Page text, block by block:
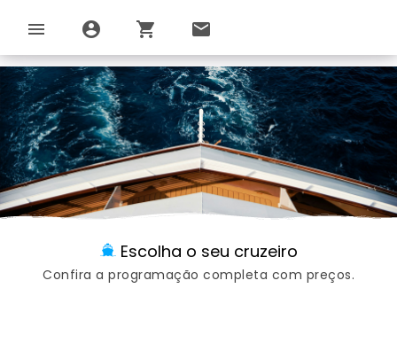
menu account_circle shopping_cart email
Escolha o seu cruzeiro
Confira a programação completa com preços.